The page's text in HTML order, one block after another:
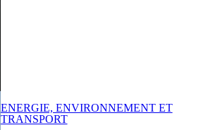
ENERGIE, ENVIRONNEMENT ET
TRANSPORT